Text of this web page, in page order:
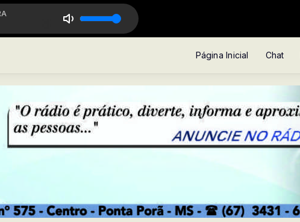
A Rádio da cidade
Página Inicial Chat